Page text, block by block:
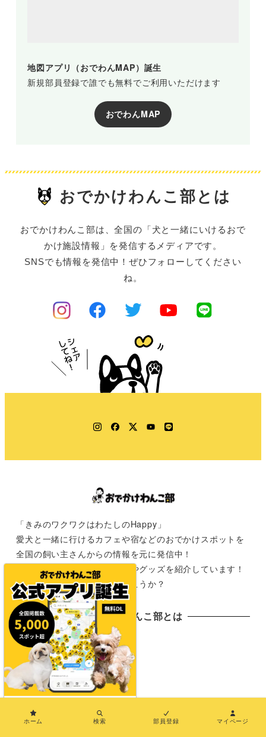
地図アプリ（おでわんMAP）誕生
新規部員登録で誰でも無料でご利用いただけます
おでわんMAP
おでかけわんこ部とは
おでかけわんこ部は、全国の「犬と一緒にいけるおで
かけ施設情報」を発信するメディアです。
SNSでも情報を発信中！ぜひフォローしてください
ね。
Instagram
Facebook
TwitterYouTube
LINE
「きみのワクワクはわたしのHappy」
愛犬と一緒に行けるカフェや宿などのおでかけスポットを
全国の飼い主さんからの情報を元に発信中！
おでかけが楽しみになる情報やグッズを紹介しています！
さぁ次は君と一緒にどこに行こうか？
おでかけわんこ部とは
おでかけわんこ部とは
おでわんMAP
PRについて（おでわんPR）
ホーム 検索 部員登録 マイページ